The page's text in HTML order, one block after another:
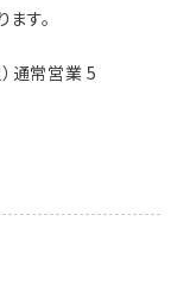
す。
通常営業5